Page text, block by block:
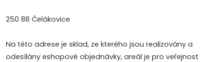
250 88 Čelákovice
Na této adrese je sklad, ze kterého jsou realizovány a
odesílány eshopové objednávky, areál je pro veřejnost